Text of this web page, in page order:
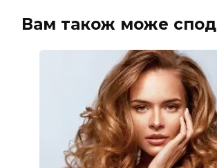
Вам також може